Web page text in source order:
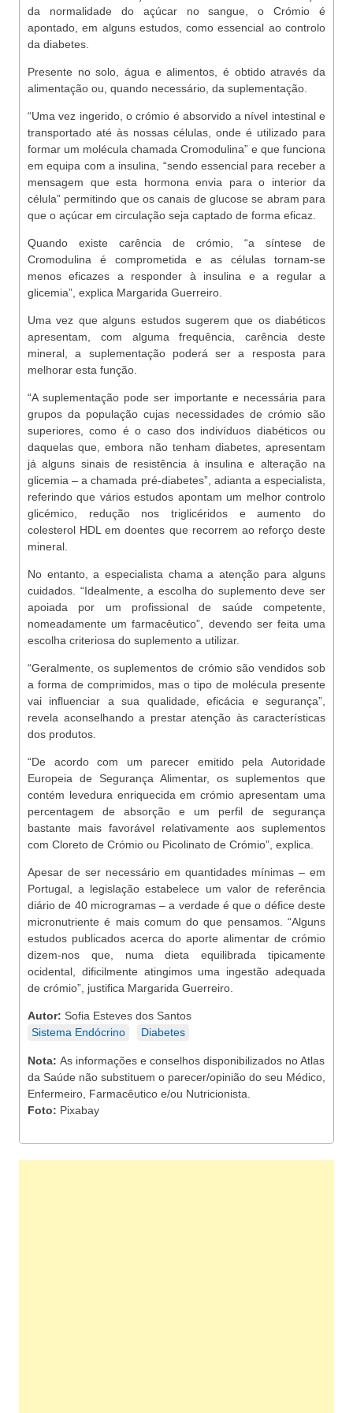
da normalidade do açúcar no sangue, o Crómio é
apontado, em alguns estudos, como essencial ao controlo
da diabetes.
Presente no solo, água e alimentos, é obtido através da
alimentação ou, quando necessário, da suplementação.
“Uma vez ingerido, o crómio é absorvido a nível intestinal e
transportado até às nossas células, onde é utilizado para
formar um molécula chamada Cromodulina” e que funciona
em equipa com a insulina, “sendo essencial para receber a
mensagem que esta hormona envia para o interior da
célula” permitindo que os canais de glucose se abram para
que o açúcar em circulação seja captado de forma eficaz.
Quando existe carência de crómio, “a síntese de
Cromodulina é comprometida e as células tornam-se
menos eficazes a responder à insulina e a regular a
glicemia”, explica Margarida Guerreiro.
Uma vez que alguns estudos sugerem que os diabéticos
apresentam, com alguma frequência, carência deste
mineral, a suplementação poderá ser a resposta para
melhorar esta função.
“A suplementação pode ser importante e necessária para
grupos da população cujas necessidades de crómio são
superiores, como é o caso dos indivíduos diabéticos ou
daquelas que, embora não tenham diabetes, apresentam
já alguns sinais de resistência à insulina e alteração na
glicemia – a chamada pré-diabetes”, adianta a especialista,
referindo que vários estudos apontam um melhor controlo
glicémico, redução nos triglicéridos e aumento do
colesterol HDL em doentes que recorrem ao reforço deste
mineral.
No entanto, a especialista chama a atenção para alguns
cuidados. “Idealmente, a escolha do suplemento deve ser
apoiada por um profissional de saúde competente,
nomeadamente um farmacêutico”, devendo ser feita uma
escolha criteriosa do suplemento a utilizar.
“Geralmente, os suplementos de crómio são vendidos sob
a forma de comprimidos, mas o tipo de molécula presente
vai influenciar a sua qualidade, eficácia e segurança”,
revela aconselhando a prestar atenção às características
dos produtos.
“De acordo com um parecer emitido pela Autoridade
Europeia de Segurança Alimentar, os suplementos que
contém levedura enriquecida em crómio apresentam uma
percentagem de absorção e um perfil de segurança
bastante mais favorável relativamente aos suplementos
com Cloreto de Crómio ou Picolinato de Crómio”, explica.
Apesar de ser necessário em quantidades mínimas – em
Portugal, a legislação estabelece um valor de referência
diário de 40 microgramas – a verdade é que o défice deste
micronutriente é mais comum do que pensamos. “Alguns
estudos publicados acerca do aporte alimentar de crómio
dizem-nos que, numa dieta equilibrada tipicamente
ocidental, dificilmente atingimos uma ingestão adequada
de crómio”, justifica Margarida Guerreiro.
Autor: Sofia Esteves dos Santos
Sistema Endócrino
Diabetes
Nota: As informações e conselhos disponibilizados no Atlas
da Saúde não substituem o parecer/opinião do seu Médico,
Enfermeiro, Farmacêutico e/ou Nutricionista.
Foto: Pixabay